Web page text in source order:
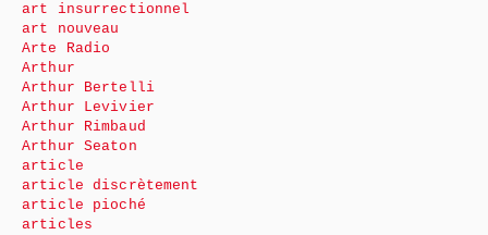
art insurrectionnel
art nouveau
Arte Radio
Arthur
Arthur Bertelli
Arthur Levivier
Arthur Rimbaud
Arthur Seaton
article
article discrètement
article pioché
articles